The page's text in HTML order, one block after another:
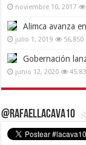
noviembre 10, 2017
Alimca avanza
julio 1, 2019 56,850
Gobernación
junio 12, 2020
@RafaelLacava10